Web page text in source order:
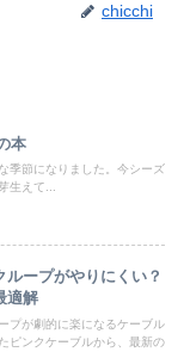
chicchi
本
季節になりました。今シーズ
生えて...
ープがやりにくい？
適解
プが劇的に楽になるケーブル
ピンクケーブルから、最新の